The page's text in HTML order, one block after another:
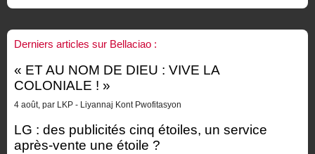
Derniers articles sur Bellaciao :
« ET AU NOM DE DIEU : VIVE LA
COLONIALE ! »
4 août, par LKP - Liyannaj Kont Pwofitasyon
LG : des publicités cinq étoiles, un service
après-vente une étoile ?